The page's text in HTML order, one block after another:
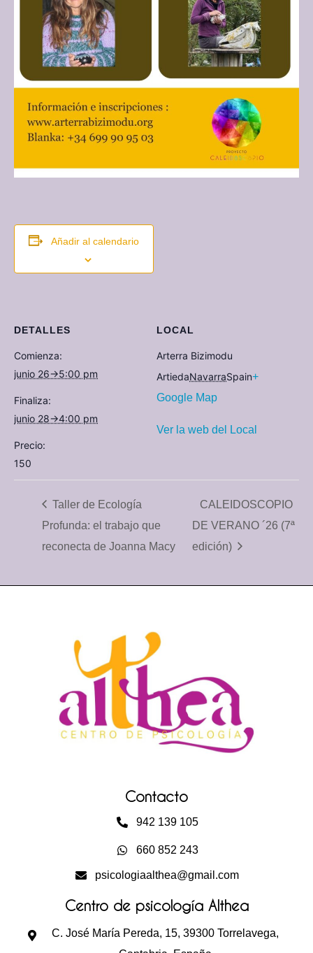
Añadir al calendario
DETALLES
Comienza:
junio 26→5:00 pm
Finaliza:
junio 28→4:00 pm
Precio:
150
LOCAL
Arterra Bizimodu
ArtiedaNavarraSpain+
Google Map
Ver la web del Local
Taller de Ecología
Profunda: el trabajo que
reconecta de Joanna Macy
CALEIDOSCOPIO
DE VERANO ´26 (7ª
edición)
Contacto
942 139 105
660 852 243
psicologiaalthea@gmail.com
Centro de psicología Althea
C. José María Pereda, 15, 39300 Torrelavega,